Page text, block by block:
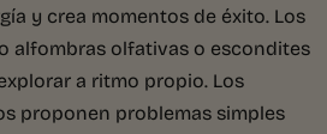
y crea momentos de éxito. Los
alfombras olfativas o escondites
a ritmo propio. Los
proponen problemas simples